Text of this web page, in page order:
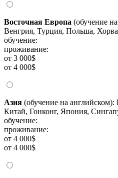
Восточная Европа (обучение
Венгрия, Турция, Польша,
обучение:
проживание:
от 3 000$
от 4 000$
Азия (обучение на
Китай, Гонконг, Япония,
обучение:
проживание:
от 4 000$
от 4 000$